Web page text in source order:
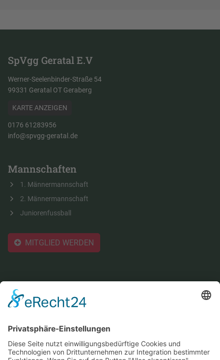
SpVgg Geratal E.V
Werner-Seelenbinder-Straße 54
99331 Geratal OT Geraberg
KARTE ANZEIGEN
0176 61283956
info@spvgg-geratal.de
Mannschaften
1. Männermannschaft
2. Männermannschaft
Juniorenfussball
MITGLIED WERDEN
Der Verein
Vereinsportrait
Spielstätten
Jugendarbeit